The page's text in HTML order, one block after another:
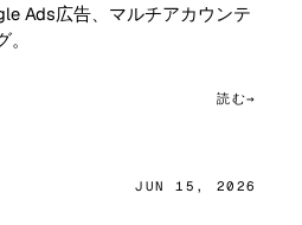
Ads広告、マルチアカウンテ
読む
JUN 15, 2026